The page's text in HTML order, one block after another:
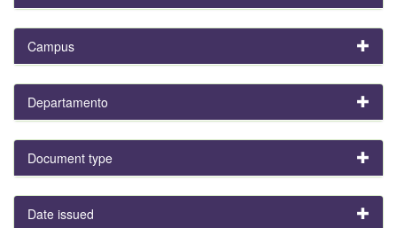
Campus
Departamento
Document type
Date issued